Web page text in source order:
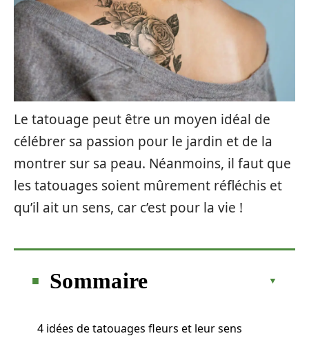
Le tatouage peut être un moyen idéal de
célébrer sa passion pour le jardin et de la
montrer sur sa peau. Néanmoins, il faut que
les tatouages soient mûrement réfléchis et
qu’il ait un sens, car c’est pour la vie !
Sommaire
4 idées de tatouages fleurs et leur sens